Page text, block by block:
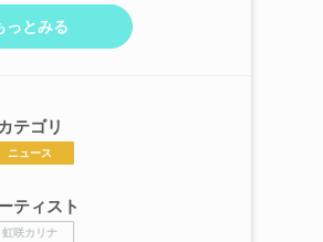
っとみる
テゴリ
ニュース
ティスト
虹咲カリナ